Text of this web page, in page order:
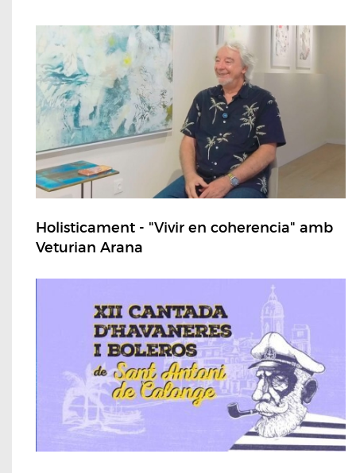
Holisticament - "Vivir en coherencia" amb
Veturian Arana